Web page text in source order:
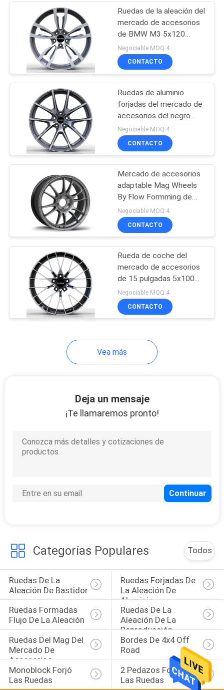
Monoblock forjó las
ruedas
2 pedazos forjaron
las ruedas
3 pedazos forjaron
las ruedas
escalonados 17
Bordes
Bordes
escalonados 19
pulgadas
15
Ruedas de la aleación del
mercado de accesorios
de BMW M3 5x120
5x112 de 20 pulgadas
Negociable MOQ:4
CONTACTO
Ruedas de aluminio
forjadas del mercado de
accesorios del negro
brillante de 18 pulgadas
5x120 5x112 para BMW
Negociable MOQ:4
CONTACTO
Mercado de accesorios
adaptable Mag Wheels
By Flow Formming de
5x160 PCD
Negociable MOQ:4
CONTACTO
Rueda de coche del
mercado de accesorios
de 15 pulgadas 5x100
Rim Alloy Wheels
Negociable MOQ:4
CONTACTO
Vea más
Deja un mensaje
¡Te llamaremos pronto!
Categorías Populares Todos
Ruedas De La
Aleación De Bastidor
Ruedas Forjadas De
La Aleación De
Aluminio
Ruedas Formadas
Flujo De La Aleación
Ruedas De La
Aleación De La
Reproducción
Ruedas Del Mag Del
Mercado De
Accesorios
Bordes De 4x4 Off
Road
Monoblock Forjó
Las Ruedas
2 Pedazos Forjaron
Las Ruedas